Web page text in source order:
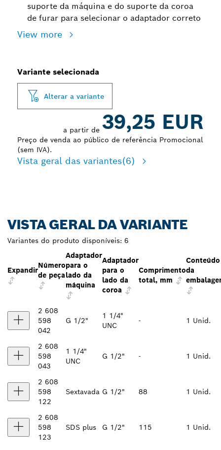
suporte da máquina e do suporte da coroa
de furar para selecionar o adaptador correto
View more
Variante selecionada
Alterar a variante
a partir de 39,25 EUR
Preço de venda ao público de referência Promocional
(sem IVA).
Vista geral das variantes(6)
VISTA GERAL DA VARIANTE
Variantes do produto disponíveis: 6
Expandir
Número
de peça
Adaptador
para o
lado da
máquina
Adaptador
para o
lado da
coroa
Comprimento
total, mm
Conteúdo
da
2 608
598
042
G 1/2"
1 1/4"
UNC
- 1 Unid.
2 608
598
043
1 1/4"
UNC
G 1/2" - 1 Unid.
2 608
598
122
Sextavada G 1/2" 88 1 Unid.
2 608
598
123
SDS plus G 1/2" 115 1 Unid.